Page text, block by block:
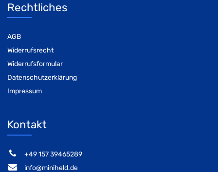
Rechtliches
AGB
Widerrufsrecht
Widerrufsformular
Datenschutzerklärung
Impressum
Kontakt
‭+49 157 39465289‬
info@miniheld.de